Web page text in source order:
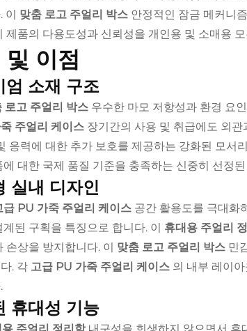
이 맞춤 로고 주얼리 박스 안정적인 잠금 메커니
제품의 다용도성과 신뢰성을 개인용 및 소매용
및 이점
엄 소재 구조
로고 주얼리 박스 우수한 마모 저항성과 환경 요
주얼리 케이스 장기간의 사용 및 취급에도 외
응력에 대한 추가 보호를 제공하는 강화된 모서
에 대한 국제 품질 기준을 충족하는 신중히 선정
실내 디자인
급 PU 가죽 주얼리 케이스 공간 활용도를 극대화
된 구획을 특징으로 합니다. 이 휴대용 주얼리
손상을 방지합니다. 이 맞춤 로고 주얼리 박스 민
. 각 고급 PU 가죽 주얼리 케이스 의 내부 레이
휴대성 기능